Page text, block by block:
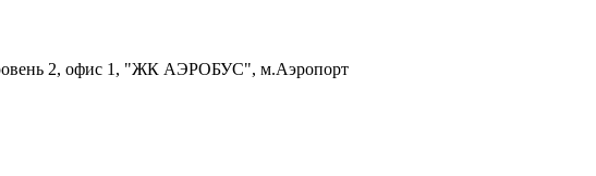
2, офис 1, "ЖК АЭРОБУС", м.Аэропорт